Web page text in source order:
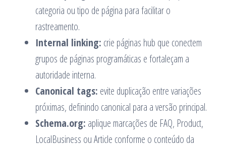
categoria ou tipo de página para facilitar o
rastreamento.
Internal linking: crie páginas hub que conectem
grupos de páginas programáticas e fortaleçam a
autoridade interna.
Canonical tags: evite duplicação entre variações
próximas, definindo canonical para a versão principal.
Schema.org: aplique marcações de FAQ, Product,
LocalBusiness ou Article conforme o conteúdo da